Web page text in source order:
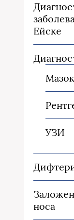
Ейске
Мазок
УЗИ
носа